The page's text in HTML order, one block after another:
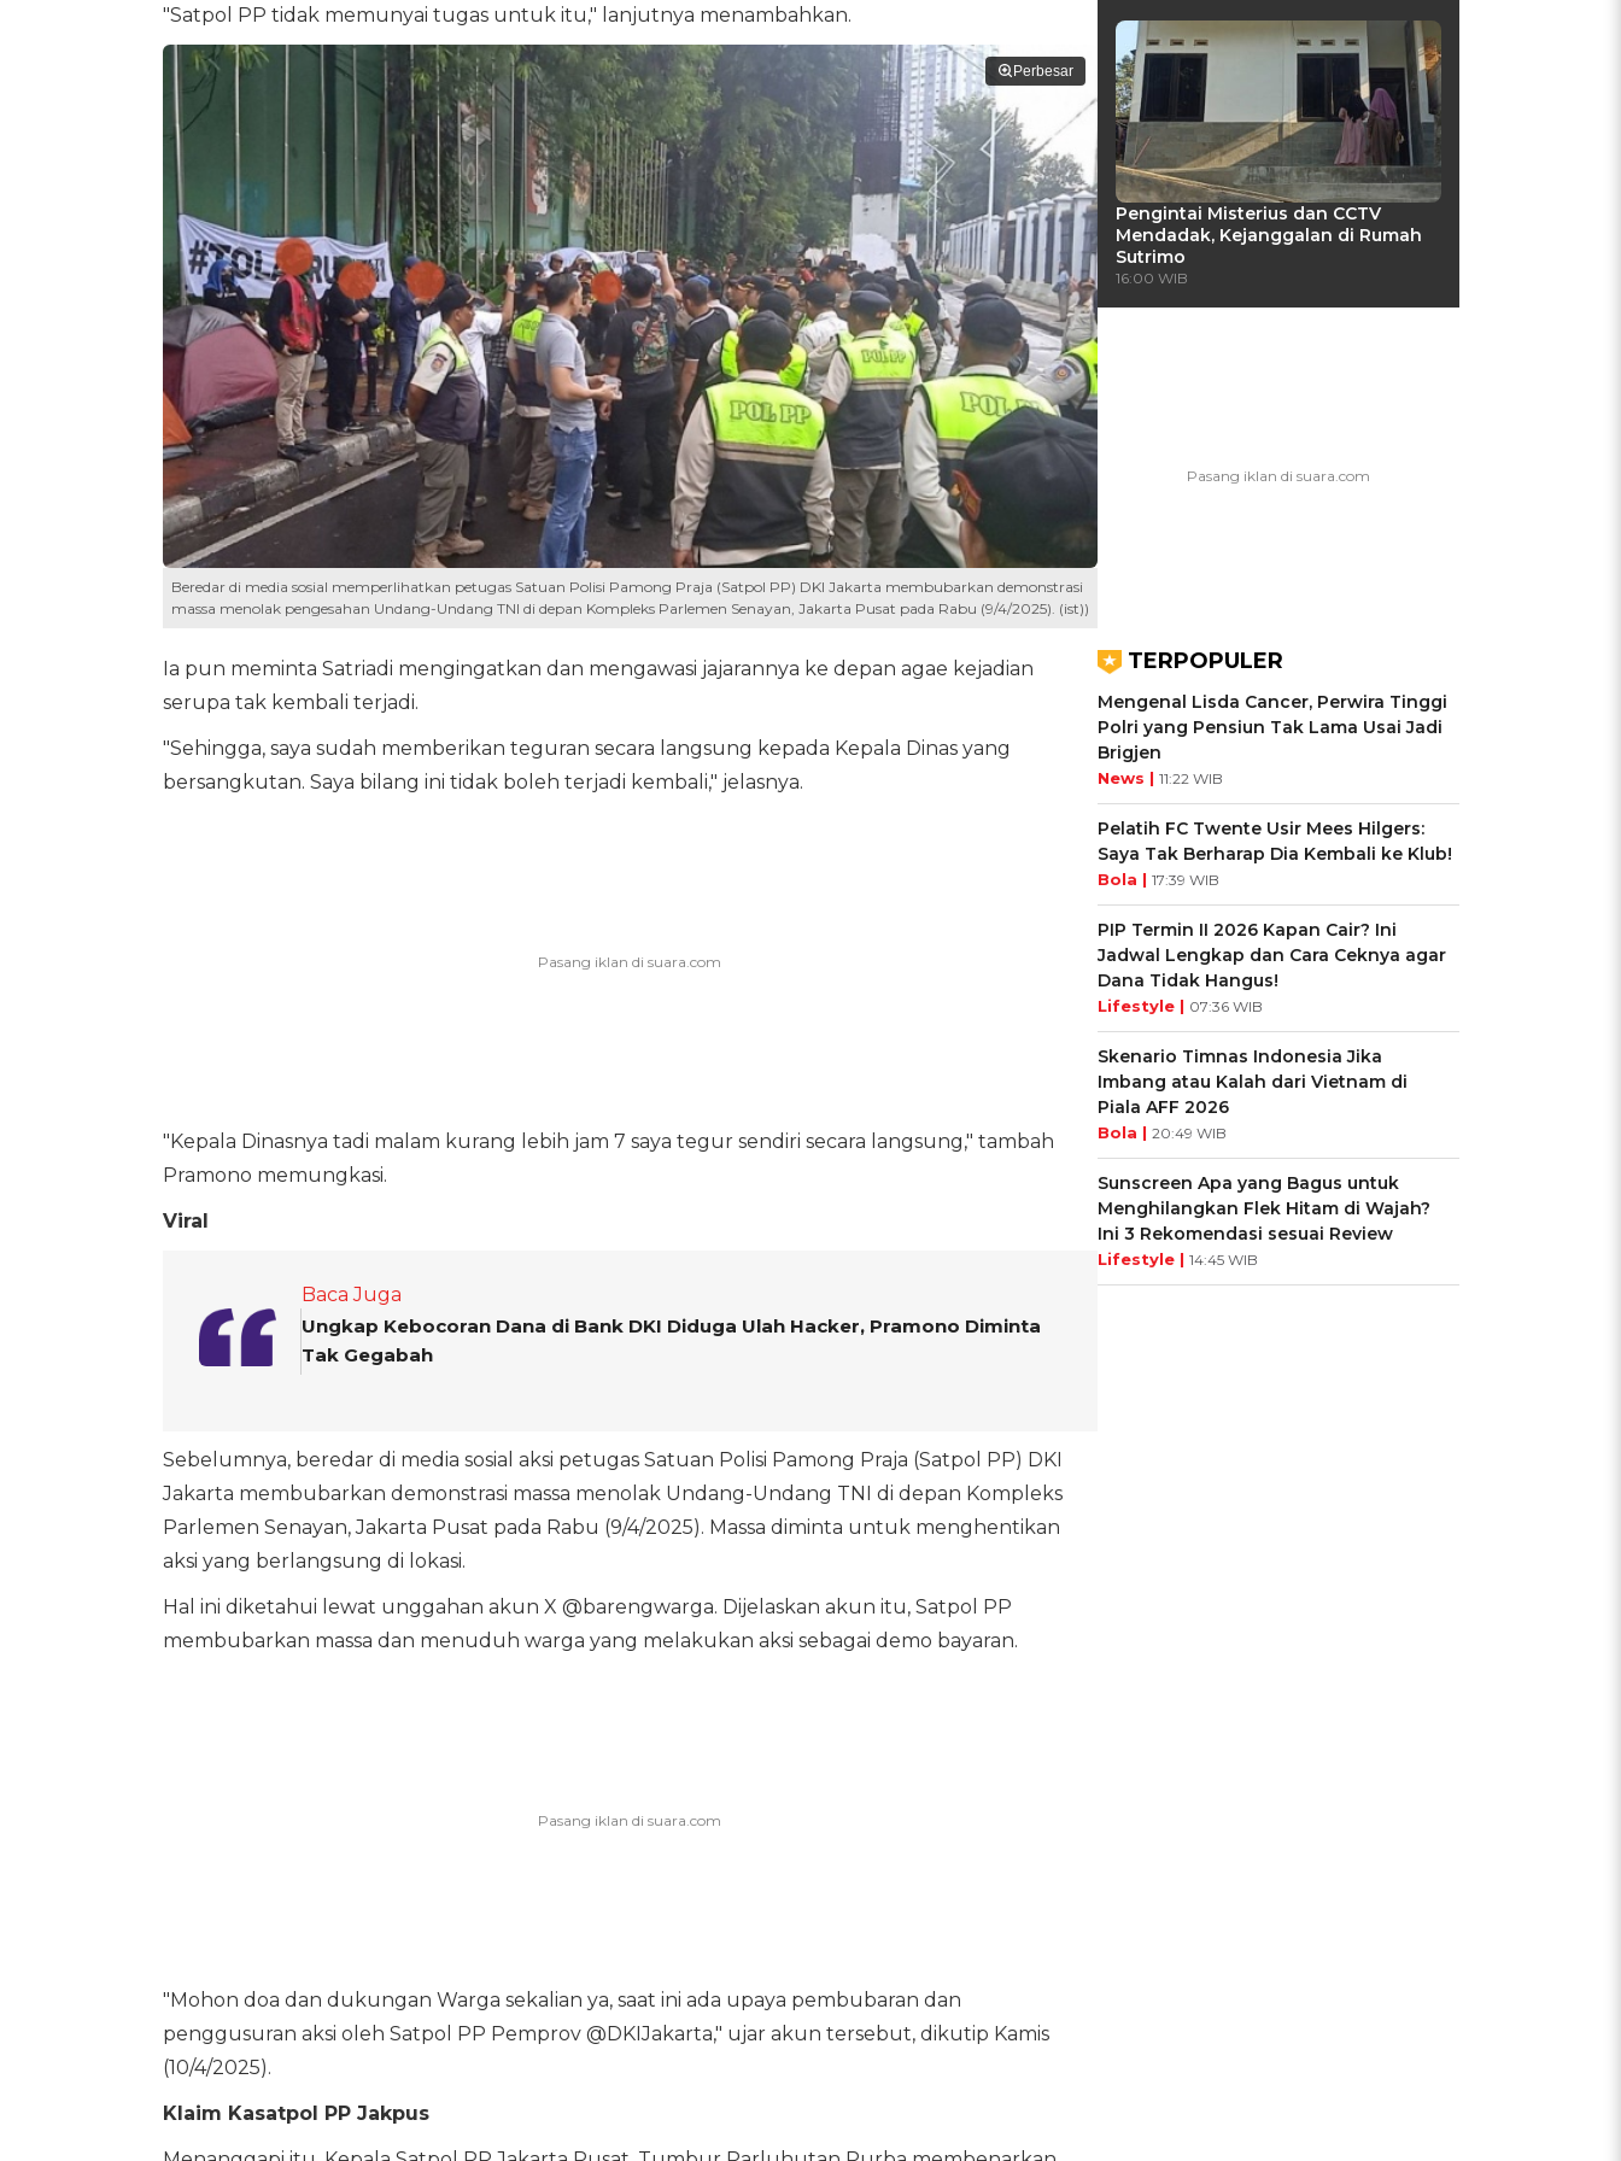
"Satpol PP tidak memunyai tugas untuk itu," lanjutnya menambahkan.
Perbesar
Beredar di media sosial memperlihatkan petugas Satuan Polisi Pamong Praja (Satpol PP) DKI Jakarta membubarkan demonstrasi
massa menolak pengesahan Undang-Undang TNI di depan Kompleks Parlemen Senayan, Jakarta Pusat pada Rabu (9/4/2025). (ist))
Ia pun meminta Satriadi mengingatkan dan mengawasi jajarannya ke depan agae kejadian
serupa tak kembali terjadi.
"Sehingga, saya sudah memberikan teguran secara langsung kepada Kepala Dinas yang
bersangkutan. Saya bilang ini tidak boleh terjadi kembali," jelasnya.
"Kepala Dinasnya tadi malam kurang lebih jam 7 saya tegur sendiri secara langsung," tambah
Pramono memungkasi.
Viral
Baca Juga
Ungkap Kebocoran Dana di Bank DKI Diduga Ulah Hacker, Pramono Diminta
Tak Gegabah
Sebelumnya, beredar di media sosial aksi petugas Satuan Polisi Pamong Praja (Satpol PP) DKI
Jakarta membubarkan demonstrasi massa menolak Undang-Undang TNI di depan Kompleks
Parlemen Senayan, Jakarta Pusat pada Rabu (9/4/2025). Massa diminta untuk menghentikan
aksi yang berlangsung di lokasi.
Hal ini diketahui lewat unggahan akun X @barengwarga. Dijelaskan akun itu, Satpol PP
membubarkan massa dan menuduh warga yang melakukan aksi sebagai demo bayaran.
"Mohon doa dan dukungan Warga sekalian ya, saat ini ada upaya pembubaran dan
penggusuran aksi oleh Satpol PP Pemprov @DKIJakarta," ujar akun tersebut, dikutip Kamis
(10/4/2025).
Klaim Kasatpol PP Jakpus
Pengintai Misterius dan CCTV
Mendadak, Kejanggalan di Rumah
Sutrimo
16:00 WIB
TERPOPULER
Mengenal Lisda Cancer, Perwira Tinggi
Polri yang Pensiun Tak Lama Usai Jadi
Brigjen
News | 11:22 WIB
Pelatih FC Twente Usir Mees Hilgers:
Saya Tak Berharap Dia Kembali ke Klub!
Bola | 17:39 WIB
PIP Termin II 2026 Kapan Cair? Ini
Jadwal Lengkap dan Cara Ceknya agar
Dana Tidak Hangus!
Lifestyle | 07:36 WIB
Skenario Timnas Indonesia Jika
Imbang atau Kalah dari Vietnam di
Piala AFF 2026
Bola | 20:49 WIB
Sunscreen Apa yang Bagus untuk
Menghilangkan Flek Hitam di Wajah?
Ini 3 Rekomendasi sesuai Review
Lifestyle | 14:45 WIB